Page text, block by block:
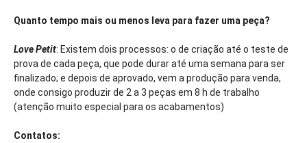
Quanto tempo mais ou menos leva para fazer uma peça?
Love Petit: Existem dois processos: o de criação até o teste de
prova de cada peça, que pode durar até uma semana para ser
finalizado; e depois de aprovado, vem a produção para venda,
onde consigo produzir de 2 a 3 peças em 8 h de trabalho
(atenção muito especial para os acabamentos)
Contatos: